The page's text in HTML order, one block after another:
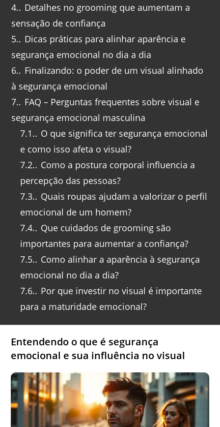
4. Detalhes no grooming que aumentam a
sensação de confiança
5. Dicas práticas para alinhar aparência e
segurança emocional no dia a dia
6. Finalizando: o poder de um visual alinhado
à segurança emocional
7. FAQ – Perguntas frequentes sobre visual e
segurança emocional masculina
7.1. O que significa ter segurança emocional
e como isso afeta o visual?
7.2. Como a postura corporal influencia a
percepção das pessoas?
7.3. Quais roupas ajudam a valorizar o perfil
emocional de um homem?
7.4. Que cuidados de grooming são
importantes para aumentar a confiança?
7.5. Como alinhar a aparência à segurança
emocional no dia a dia?
7.6. Por que investir no visual é importante
para a maturidade emocional?
Entendendo o que é segurança
emocional e sua influência no visual